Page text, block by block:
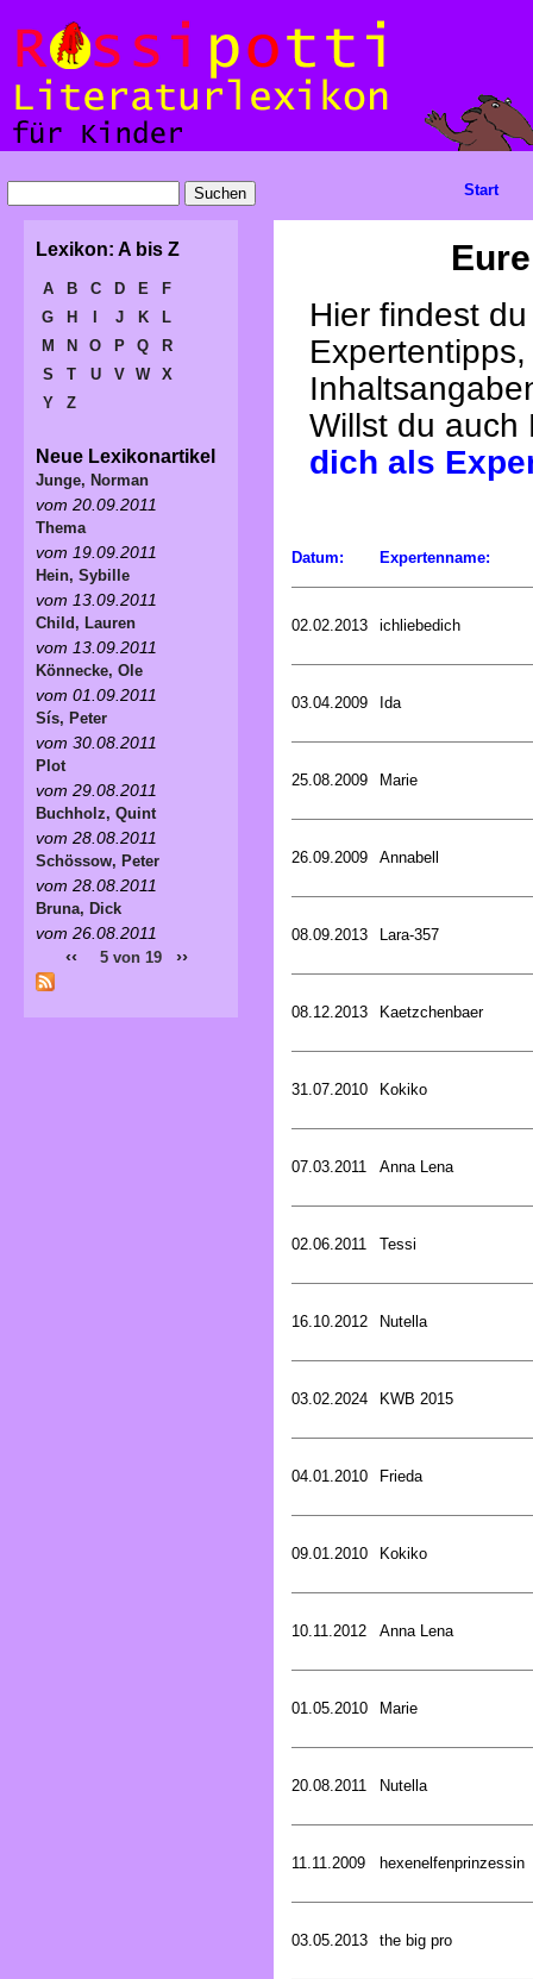
Hier findest
Willst du
dich als
Datum: Expertenname:
02.02.2013 ichliebedich
03.04.2009 Ida
25.08.2009 Marie
26.09.2009 Annabell
08.09.2013 Lara-357
08.12.2013 Kaetzchenbaer
31.07.2010 Kokiko
07.03.2011 Anna Lena
02.06.2011 Tessi
16.10.2012 Nutella
03.02.2024 KWB 2015
04.01.2010 Frieda
09.01.2010 Kokiko
10.11.2012 Anna Lena
01.05.2010 Marie
20.08.2011 Nutella
11.11.2009 hexenelfenprinzessin
03.05.2013 the big pro
Start
Lexikon: A bis Z
A B C D E
F
G
H J K
L
M
N O P Q
R
S
T U V W
X
Y
Z
Neue Lexikonartikel
Junge, Norman
vom 20.09.2011
Thema
vom 19.09.2011
Hein, Sybille
vom 13.09.2011
Child, Lauren
vom 13.09.2011
Könnecke, Ole
vom 01.09.2011
Sís, Peter
vom 30.08.2011
Plot
vom 29.08.2011
Buchholz, Quint
vom 28.08.2011
Schössow, Peter
vom 28.08.2011
Bruna, Dick
vom 26.08.2011
‹‹ 5 von 19 ››